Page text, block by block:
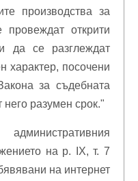
производства за
открити
да се разглеждат
характер, посочени
за съдебната
него разумен срок."
на р. IX, т. 7
на интернет